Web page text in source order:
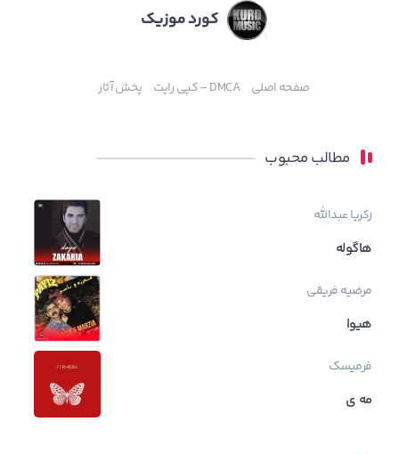
کورد موزیک
صفحه اصلی DMCA – کپی رایت پخش آثار
مطالب محبوب
زکریا عبدالله
هاگوله
مرضیه فریقی
هیوا
فرمیسک
مه ی